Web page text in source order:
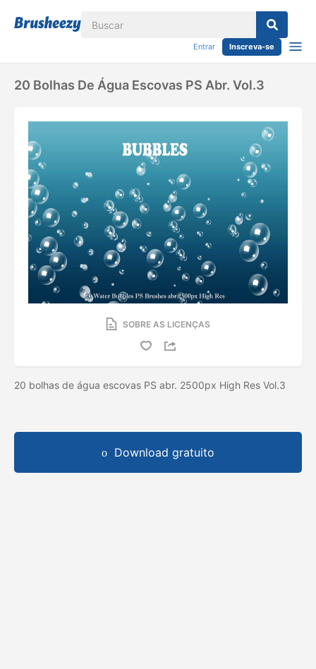
Entrar Inscreva-se
20 Bolhas De Água Escovas PS Abr. Vol.3
SOBRE AS LICENÇAS
20 bolhas de água escovas PS abr. 2500px High Res Vol.3
Download gratuito